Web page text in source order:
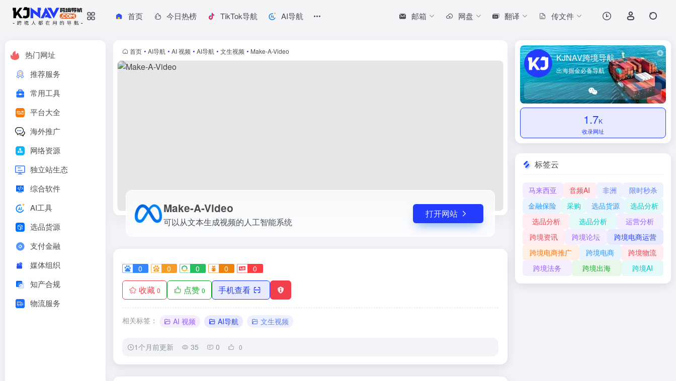
首页 今日热榜 TikTok导航 AI导航 邮箱 网盘 翻译 传文件
热门网址
推荐服务
常用工具
平台大全
海外推广
网络资源
独立站生态
综合软件
AI工具
选品货源
支付金融
媒体组织
知产合规
物流服务
首页 • AI导航 • AI 视频 • AI导航 • 文生视频 • Make-A-Video
Make-A-Video
可以从文本生成视频的人工智能系统
打开网站
0 0 0 0 0
收藏 0 点赞 0 手机查看
相关标签： AI 视频 AI导航 文生视频
1个月前更新 35 0 0
Make-A-Video
KJNAV跨境导航
出海掘金必备导航
1.7K
收录网址
标签云
马来西亚 音频AI 非洲
限时秒杀
金融保险
采购 选品货源
选品分析
选品分析
选品分析
运营分析
跨境资讯
跨境论坛
跨境电商运营
跨境电商推广
跨境电商
跨境物流
跨境法务
跨境出海 跨境AI